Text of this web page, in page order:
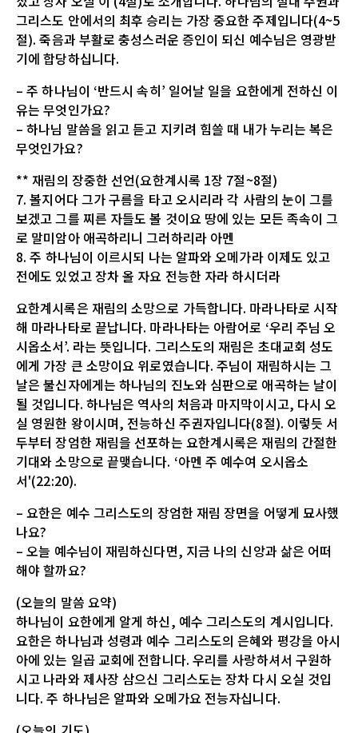
그리스도 안에서의 최후 승리는 가장 중요한 주제입니다(4~5
절). 죽음과 부활로 충성스러운 증인이 되신 예수님은 영광받
기에 합당하십니다.
– 주 하나님이 ‘반드시 속히’ 일어날 일을 요한에게 전하신 이
유는 무엇인가요?
– 하나님 말씀을 읽고 듣고 지키려 힘쓸 때 내가 누리는 복은
무엇인가요?
** 재림의 장중한 선언(요한계시록 1장 7절~8절)
7. 볼지어다 그가 구름을 타고 오시리라 각 사람의 눈이 그를
보겠고 그를 찌른 자들도 볼 것이요 땅에 있는 모든 족속이 그
로 말미암아 애곡하리니 그러하리라 아멘
8. 주 하나님이 이르시되 나는 알파와 오메가라 이제도 있고
전에도 있었고 장차 올 자요 전능한 자라 하시더라
요한계시록은 재림의 소망으로 가득합니다. 마라나타로 시작
해 마라나타로 끝납니다. 마라나타는 아람어로 ‘우리 주님 오
시옵소서’. 라는 뜻입니다. 그리스도의 재림은 초대교회 성도
에게 가장 큰 소망이요 위로였습니다. 주님이 재림하시는 그
날은 불신자에게는 하나님의 진노와 심판으로 애곡하는 날이
될 것입니다. 하나님은 역사의 처음과 마지막이시고, 다시 오
실 영원한 왕이시며, 전능하신 주권자입니다(8절). 이렇듯 서
두부터 장엄한 재림을 선포하는 요한계시록은 재림의 간절한
기대와 소망으로 끝맺습니다. ‘아멘 주 예수여 오시옵소
서'(22:20).
– 요한은 예수 그리스도의 장엄한 재림 장면을 어떻게 묘사했
나요?
– 오늘 예수님이 재림하신다면, 지금 나의 신앙과 삶은 어떠
해야 할까요?
(오늘의 말씀 요약)
하나님이 요한에게 알게 하신, 예수 그리스도의 계시입니다.
요한은 하나님과 성령과 예수 그리스도의 은혜와 평강을 아시
아에 있는 일곱 교회에 전합니다. 우리를 사랑하셔서 구원하
시고 나라와 제사장 삼으신 그리스도는 장차 다시 오실 것입
니다. 주 하나님은 알파와 오메가요 전능자십니다.